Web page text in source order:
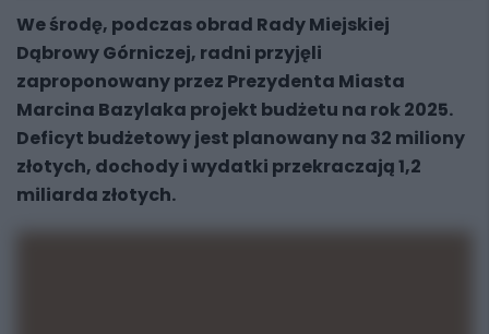
We środę, podczas obrad Rady Miejskiej
Dąbrowy Górniczej, radni przyjęli
zaproponowany przez Prezydenta Miasta
Marcina Bazylaka projekt budżetu na rok 2025.
Deficyt budżetowy jest planowany na 32 miliony
złotych, dochody i wydatki przekraczają 1,2
miliarda złotych.